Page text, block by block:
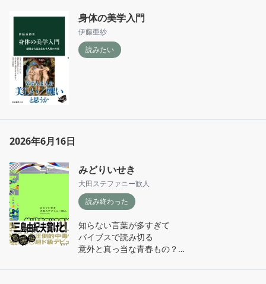
身体の美学入門
伊藤亜紗
読みたい
2026年6月16日
みどりいせき
大田ステファニー歓人
読み終わった
知らない言葉が多すぎて
バイブスで読み切る
意外と真っ当な青春もの？